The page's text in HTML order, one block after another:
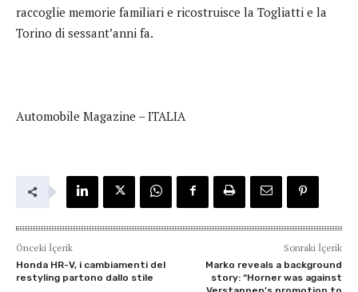
raccoglie memorie familiari e ricostruisce la Togliatti e la
Torino di sessant’anni fa.
Automobile Magazine – ITALIA
Önceki İçerik
Honda HR-V, i cambiamenti del
restyling partono dallo stile
Sonraki İçerik
Marko reveals a background
story: “Horner was against